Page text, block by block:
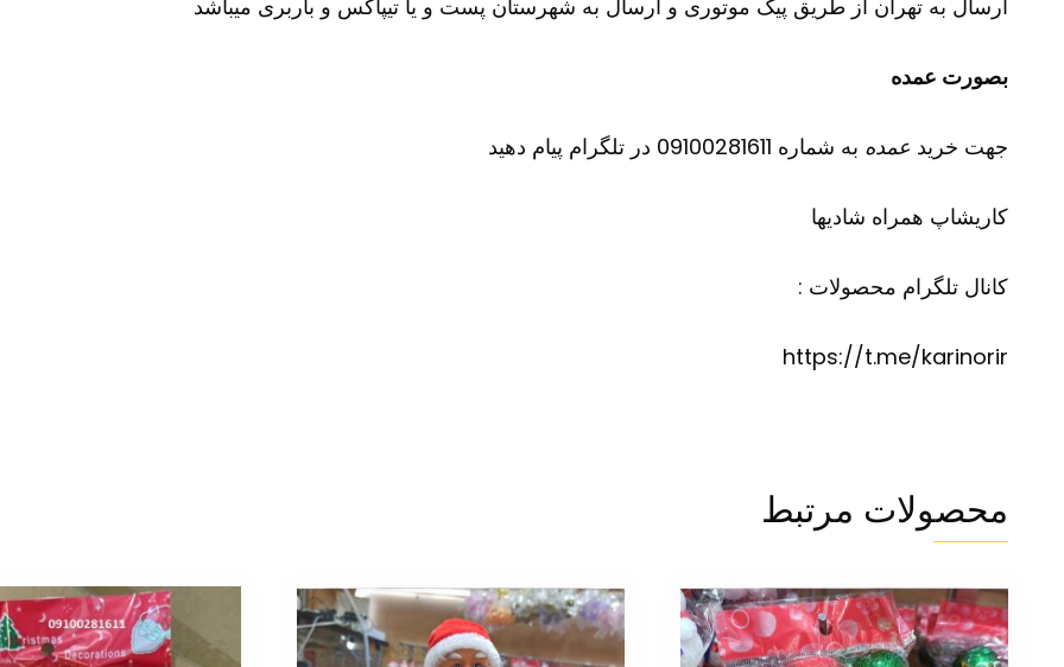
ارسال به تهران از طریق پیک موتوری و ارسال به شهرستان پست و یا تیپاکس و باربری میباشد
بصورت عمده
جهت خرید عمده به شماره 09100281611 در تلگرام پیام دهید
کاریشاپ همراه شادیها
کانال تلگرام محصولات :
https://t.me/karinorir
محصولات مرتبط